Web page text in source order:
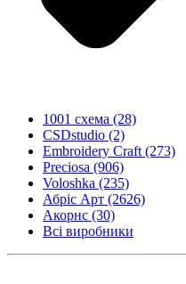
1001 схема (28)
CSDstudio (2)
Embroidery Craft (273)
Preciosa (906)
Voloshka (235)
Абріс Арт (2626)
Акорнс (30)
Всі виробники